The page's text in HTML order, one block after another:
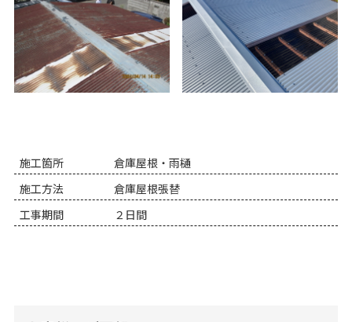
施工箇所
倉庫屋根・雨樋
施工方法
倉庫屋根張替
工事期間
２日間